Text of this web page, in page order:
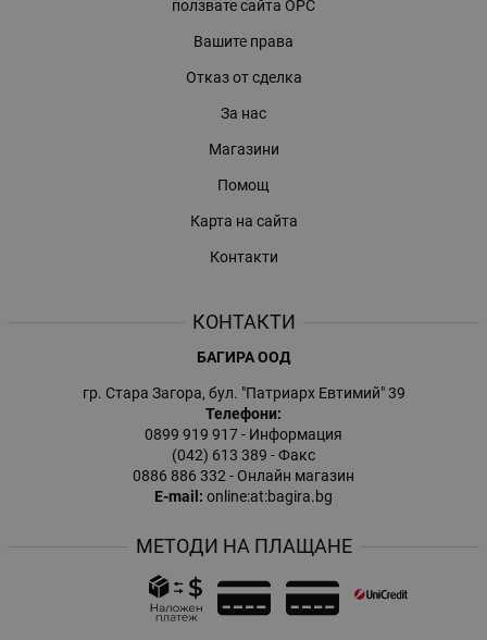
ползвате сайта ОРС
Вашите права
Отказ от сделка
За нас
Магазини
Помощ
Карта на сайта
Контакти
КОНТАКТИ
БАГИРА ООД
гр. Стара Загора, бул. "Патриарх Евтимий" 39
Телефони:
0899 919 917- Информация
(042) 613 389 - Факс
0886 886 332- Онлайн магазин
E-mail: online:at:bagira.bg
МЕТОДИ НА ПЛАЩАНЕ